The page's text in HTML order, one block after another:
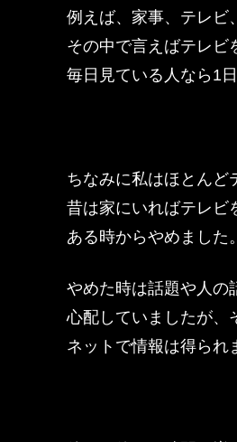
例えば、家事、テレビ
その中で言えばテレビ
毎日見ている人なら1
ちなみに私はほとんど
昔は家にいればテレビ
ある時からやめました。
やめた時は話題や人の
心配していましたが、
ネットで情報は得られ